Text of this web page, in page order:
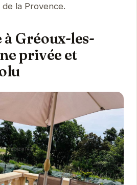
la Provence.
Gréoux-les-
privée et